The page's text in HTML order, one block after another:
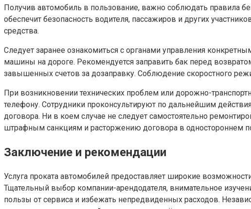
Получив автомобиль в пользование, важно соблюдать правила
обеспечит безопасность водителя, пассажиров и других
средства.
Следует заранее ознакомиться с органами управления
машины на дороге. Рекомендуется заправить бак перед
завышенных счетов за дозаправку. Соблюдение скоростного
При возникновении технических проблем или дорожно-
телефону. Сотрудники проконсультируют по дальнейшим
договора. Ни в коем случае не следует самостоятельно
штрафным санкциям и расторжению договора в одностороннем
Заключение и рекомендации
Услуга проката автомобилей предоставляет широкие
Тщательный выбор компании-арендодателя, внимательное
пользы от сервиса и избежать непредвиденных расходов.